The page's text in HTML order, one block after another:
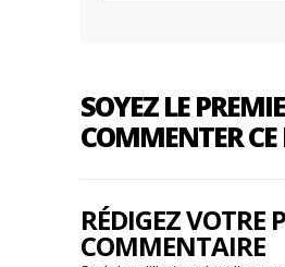
SOYEZ LE
COMMENTER
RÉDIGEZ VOTRE
COMMENTAIRE